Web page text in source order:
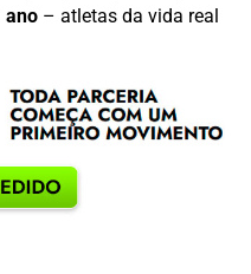
ano– atletas da vida real